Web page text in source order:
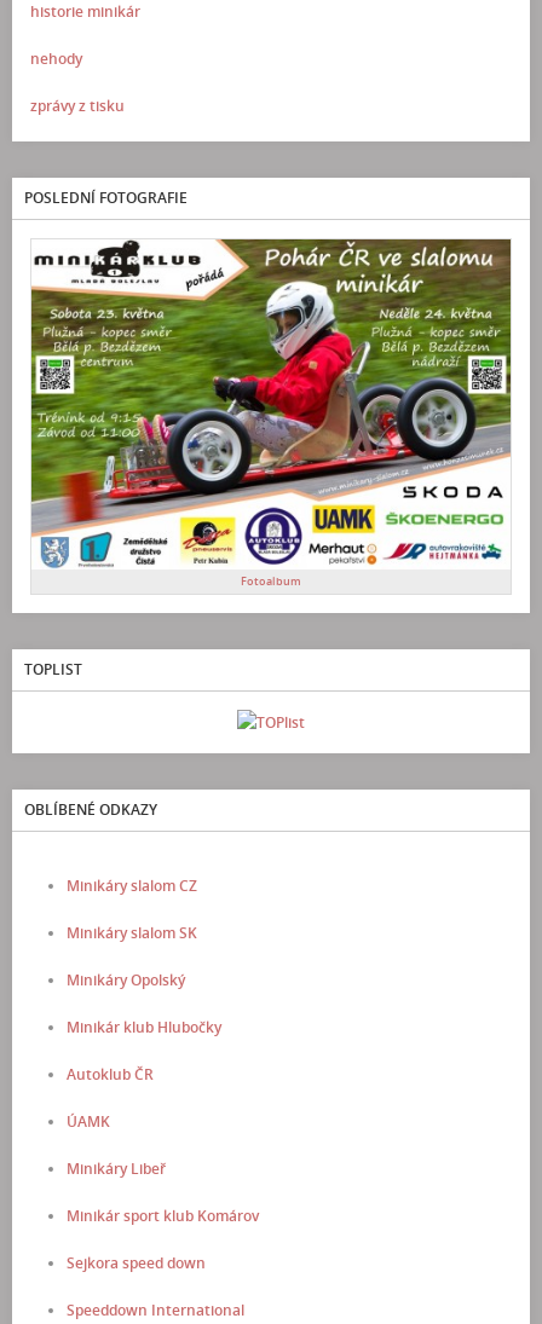
historie minikár
nehody
zprávy z tisku
POSLEDNÍ FOTOGRAFIE
Fotoalbum
TOPLIST
OBLÍBENÉ ODKAZY
Minikáry slalom CZ
Minikáry slalom SK
Minikáry Opolský
Minikár klub Hlubočky
Autoklub ČR
ÚAMK
Minikáry Libeř
Minikár sport klub Komárov
Sejkora speed down
Speeddown International